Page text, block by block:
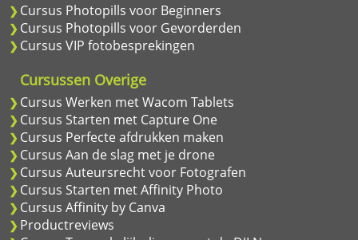
Cursus Photopills voor Beginners
Cursus Photopills voor Gevorderden
Cursus VIP fotobesprekingen
Cursussen Overige
Cursus Werken met Wacom Tablets
Cursus Starten met Capture One
Cursus Perfecte afdrukken maken
Cursus Aan de slag met je drone
Cursus Auteursrecht voor Fotografen
Cursus Starten met Affinity Photo
Cursus Affinity by Canva
Productreviews